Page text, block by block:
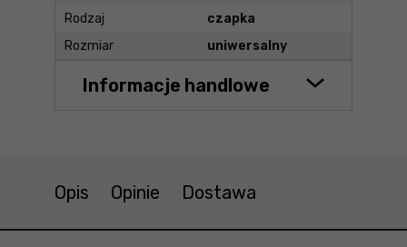
Rodzaj
czapka
Rozmiar
uniwersalny
Informacje handlowe
Opis Opinie Dostawa